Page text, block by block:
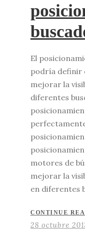
El
podría definir
mejorar la
diferentes
motores de
mejorar la
en diferentes
CONTINUE
28 octubre